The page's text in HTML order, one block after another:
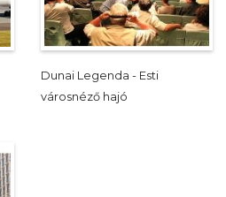
Dunai Legenda - Esti
városnéző hajó